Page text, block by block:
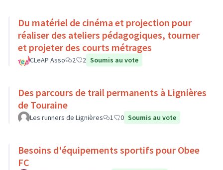
Du matériel de cinéma et projection pour
réaliser des ateliers pédagogiques, tourner
et projeter des courts métrages
CLeAP Asso 2 2 Soumis au vote
Des parcours de trail permanents à Lignières
de Touraine
Les runners de Lignières 1 0 Soumis au vote
Besoins d'équipements sportifs pour Obee
FC